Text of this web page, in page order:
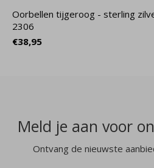
Oorbellen tijgeroog - sterling
2306
€38,95
Meld je aan voor
Ontvang de nieuwste